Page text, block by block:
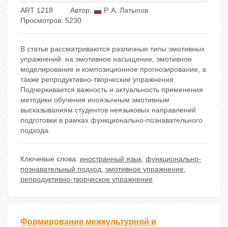
ART 1218 Автор:
Р. А. Латыпов
Просмотров: 5230
В статье рассматриваются различные типы эмотивных
упражнений: на эмотивное насыщение, эмотивное
моделирование и композиционное прогнозирование, а
также репродуктивно-творческие упражнения.
Подчеркивается важность и актуальность применения
методики обучения иноязычным эмотивным
высказываниям студентов неязыковых направлений
подготовки в рамках функционально-познавательного
подхода.
Ключевые слова: иностранный язык, функционально-
познавательный подход, эмотивное упражнение,
репродуктивно-творческое упражнение
Формирование межкультурной и